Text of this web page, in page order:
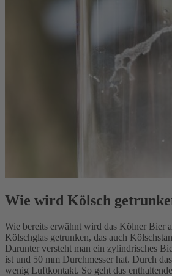
Wie wird Kölsch
Wie bereits erwähnt wird das Kölner Bier
Kölschglas getrunken, das auch
Darunter versteht man ein zylindrisches
ist und 50 mm Durchmesser hat. Durch
wenig Luftkontakt. So geht das